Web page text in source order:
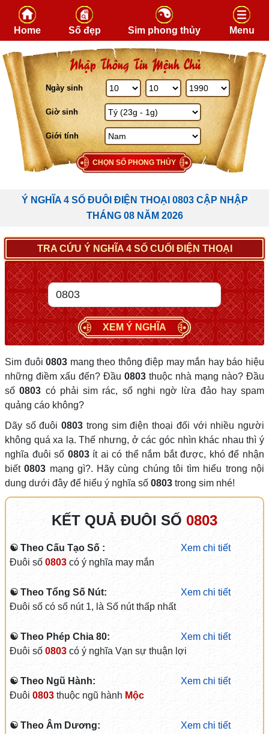
Skip to content
Home Số đẹp Sim phong thủy Menu
Nhập Thông Tin Mệnh Chủ
Ngày sinh
Giờ sinh
Giới tính
CHỌN SỐ PHONG THỦY
Ý NGHĨA 4 SỐ ĐUÔI ĐIỆN THOẠI 0803 CẬP NHẬP
THÁNG 08 NĂM 2026
TRA CỨU Ý NGHĨA 4 SỐ CUỐI ĐIỆN THOẠI
XEM Ý NGHĨA
Sim đuôi0803 mang theo thông điệp may mắn hay báo hiệu
những điềm xấu đến? Đầu 0803 thuộc nhà mạng nào? Đầu
số0803 có phải sim rác, số nghi ngờ lừa đảo hay spam
quảng cáo không?
Dãy số đuôi0803 trong sim điện thoại đối với nhiều người
không quá xa lạ. Thế nhưng, ở các góc nhìn khác nhau thì ý
nghĩa đuôi số 0803ít ai có thể nắm bắt được, khó để nhận
biết0803 mạng gì?. Hãy cùng chúng tôi tìm hiểu trong nội
dung dưới đây để hiểu ý nghĩa số 0803 trong sim nhé!
KẾT QUẢ ĐUÔI SỐ 0803
☯ Theo Cấu Tạo Số :
Xem chi tiết
Đuôi số 0803có ý nghĩa may mắn
☯ Theo Tổng Số Nút:
Xem chi tiết
Đuôi số có số nút 1, là Số nút thấp nhất
☯ Theo Phép Chia 80:
Xem chi tiết
Đuôi số 0803có ý nghĩa Vạn sự thuận lợi
☯ Theo Ngũ Hành:
Xem chi tiết
Đuôi 0803thuộc ngũ hành Mộc
☯ Theo Âm Dương:
Xem chi tiết